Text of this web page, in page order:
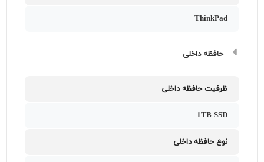
ThinkPad
حافظه داخلی
ظرفیت حافظه داخلی
1TB SSD
نوع حافظه داخلی